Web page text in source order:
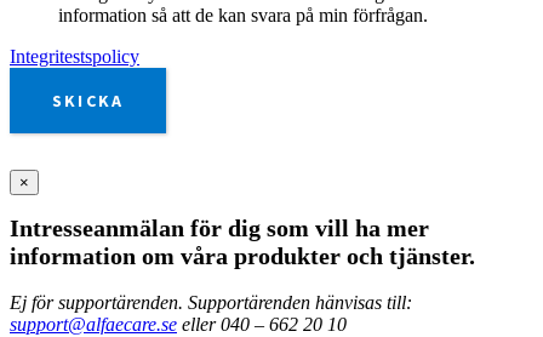
information så att de kan svara på min förfrågan.
Integritestspolicy
SKICKA
×
Intresseanmälan för dig som vill ha mer
information om våra produkter och tjänster.
Ej för supportärenden. Supportärenden hänvisas till:
support@alfaecare.se eller 040 – 662 20 10